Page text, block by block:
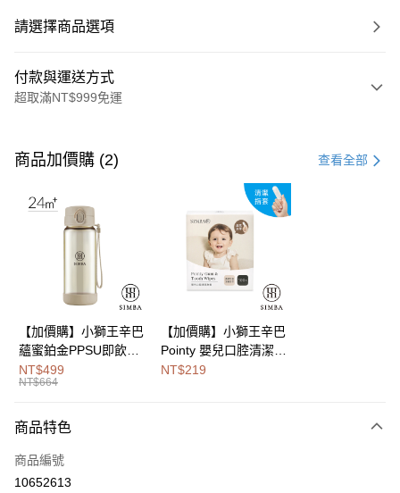
請選擇商品選項
付款與運送方式
超取滿NT$999免運
信用卡一次付款
Apple Pay
Google Pay
全盈+PAY
大哥付你分期
【大哥付你分期使用說明】
2.付款方式選擇「大哥付你分期」，訂單成立後會自動跳轉到大哥付的交易
流程，驗證手機門號後，選擇欲分期的期數、繳款截止日，確認付款後即完
相關說明
【關於「AFTEE先享後付」】
商品加價購 (2) 查看全部
【加價購】小獅王辛巴
蘊蜜鉑金PPSU即飲水
壺400ml
NT$499
NT$664
【加價購】小獅王辛巴
Pointy 嬰兒口腔清潔指
套 (100入)
NT$219
商品特色
商品編號
10652613